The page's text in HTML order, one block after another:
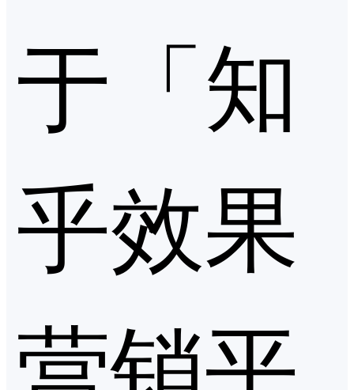
于「知
乎效果
营销平